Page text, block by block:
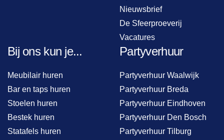
Nieuwsbrief
De Sfeerproeverij
Vacatures
Bij ons kun je...
Meubilair huren
Bar en taps huren
Stoelen huren
Bestek huren
Statafels huren
Partyverhuur
Partyverhuur Waalwijk
Partyverhuur Breda
Partyverhuur Eindhoven
Partyverhuur Den Bosch
Partyverhuur Tilburg